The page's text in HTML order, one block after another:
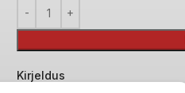
Kirjeldus